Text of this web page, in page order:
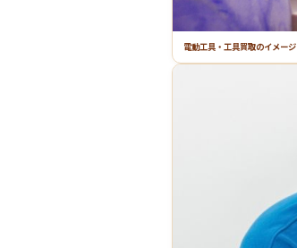
電動工具・工具買取のイメージ